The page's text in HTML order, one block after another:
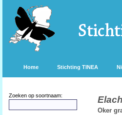
Home Stichting TINEA
Zoeken op soortnaam:
Oker